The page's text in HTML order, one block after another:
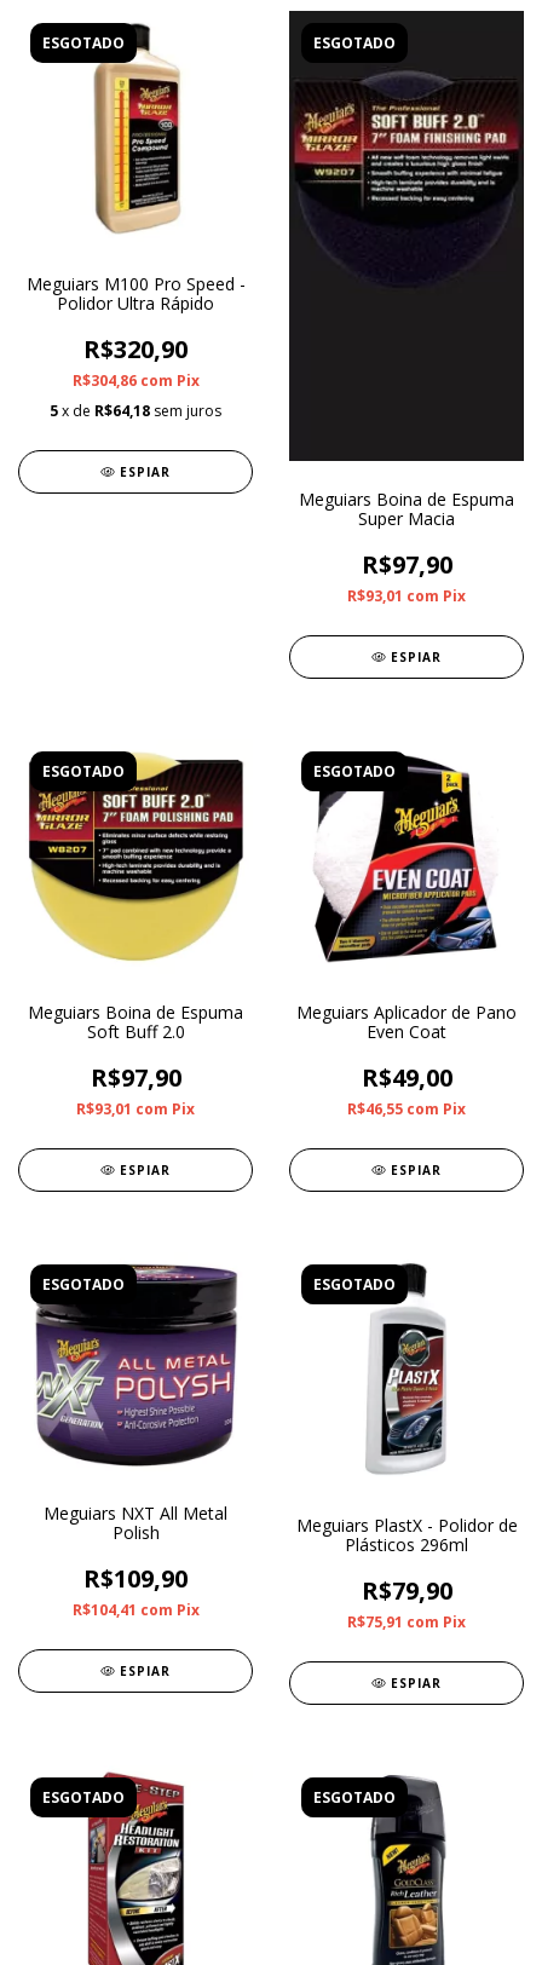
ESGOTADO
Meguiars M100 Pro Speed -
Polidor Ultra Rápido
R$320,90
R$304,86 com Pix
5x de R$64,18 sem juros
ESPIAR
ESGOTADO
Meguiars Boina de Espuma
Super Macia
R$97,90
R$93,01 com Pix
ESPIAR
ESGOTADO
Meguiars Boina de Espuma
Soft Buff 2.0
R$97,90
R$93,01 com Pix
ESPIAR
ESGOTADO
Meguiars Aplicador de Pano
Even Coat
R$49,00
R$46,55 com Pix
ESPIAR
ESGOTADO
Meguiars NXT All Metal
Polish
R$109,90
R$104,41 com Pix
ESPIAR
ESGOTADO
Meguiars PlastX - Polidor de
Plásticos 296ml
R$79,90
R$75,91 com Pix
ESPIAR
ESGOTADO ESGOTADO